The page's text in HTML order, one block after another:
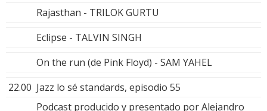
Rajasthan - TRILOK GURTU
Eclipse - TALVIN SINGH
On the run (de Pink Floyd) - SAM YAHEL
22.00 Jazz lo sé standards, episodio 55
Podcast producido y presentado por Alejandro